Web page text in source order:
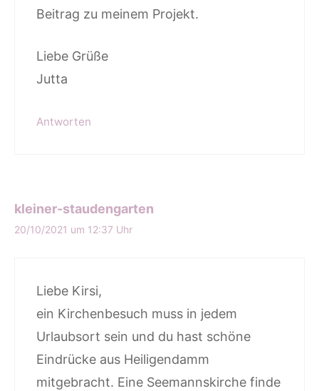
Beitrag zu meinem Projekt.
Liebe Grüße
Jutta
Antworten
kleiner-staudengarten
20/10/2021 um 12:37 Uhr
Liebe Kirsi,
ein Kirchenbesuch muss in jedem
Urlaubsort sein und du hast schöne
Eindrücke aus Heiligendamm
mitgebracht. Eine Seemannskirche finde